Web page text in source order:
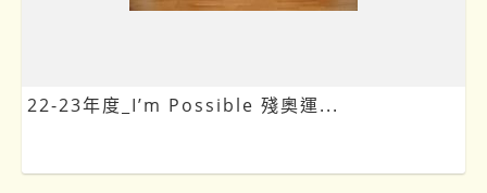
22-23年度_I’m Possible 殘奧運...